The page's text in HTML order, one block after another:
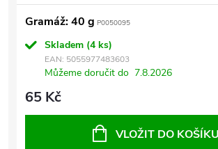
Gramáž: 40 g P0050095
Skladem (4 ks)
EAN: 5055977483603
Můžeme doručit do 7.8.2026
65 Kč
VLOŽIT DO KOŠÍKU